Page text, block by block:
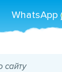
WhatsApp